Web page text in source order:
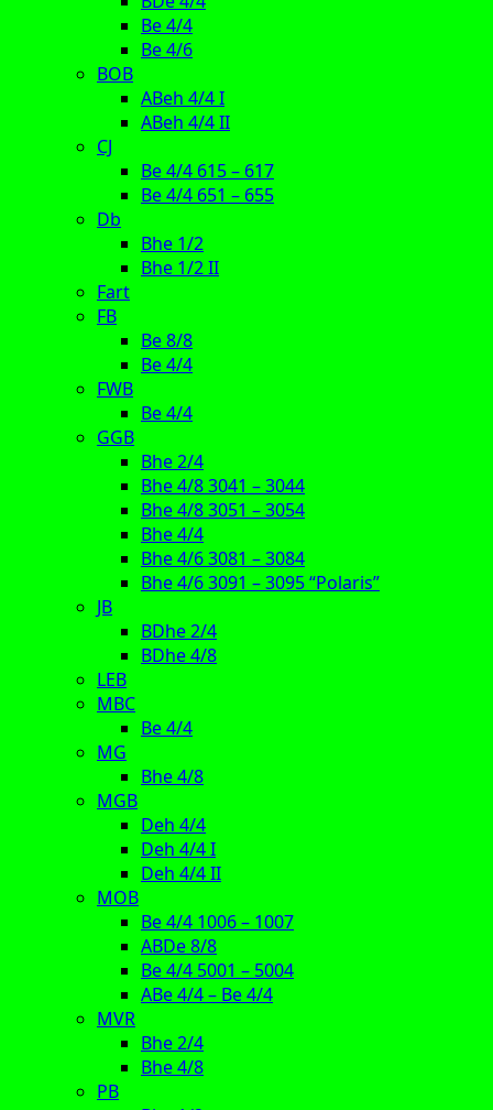
Be 4/4
Be 4/6
BOB
ABeh 4/4 I
ABeh 4/4 II
CJ
Be 4/4 615 – 617
Be 4/4 651 – 655
Db
Bhe 1/2
Bhe 1/2 II
Fart
FB
Be 8/8
Be 4/4
FWB
Be 4/4
GGB
Bhe 2/4
Bhe 4/8 3041 – 3044
Bhe 4/8 3051 – 3054
Bhe 4/4
Bhe 4/6 3081 – 3084
Bhe 4/6 3091 – 3095 “Polaris”
JB
BDhe 2/4
BDhe 4/8
LEB
MBC
Be 4/4
MG
Bhe 4/8
MGB
Deh 4/4
Deh 4/4 I
Deh 4/4 II
MOB
Be 4/4 1006 – 1007
ABDe 8/8
Be 4/4 5001 – 5004
ABe 4/4 – Be 4/4
MVR
Bhe 2/4
Bhe 4/8
PB